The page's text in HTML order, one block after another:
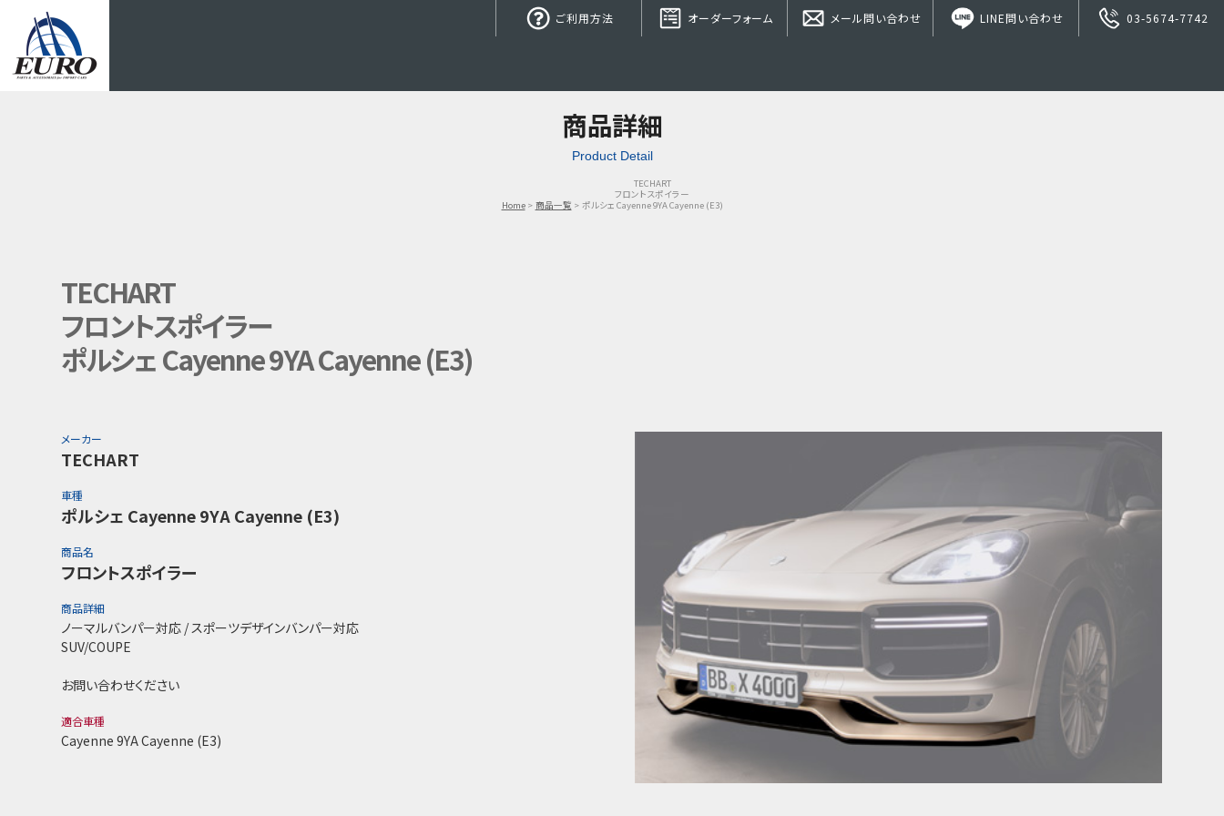
ご利用方法 オーダーフォーム メール問い合わせ LINE問い合わせ 03-5674-7742
商品詳細
Product Detail
Home 商品一覧
TECHART
フロントスポイラー
ポルシェ Cayenne 9YA Cayenne (E3)
TECHART
フロントスポイラー
ポルシェ Cayenne 9YA Cayenne (E3)
メーカー
TECHART
車種
ポルシェ Cayenne 9YA Cayenne (E3)
商品名
フロントスポイラー
商品詳細
ノーマルバンパー対応 / スポーツデザインバンパー対応
SUV/COUPE
お問い合わせください
適合車種
Cayenne 9YA Cayenne (E3)